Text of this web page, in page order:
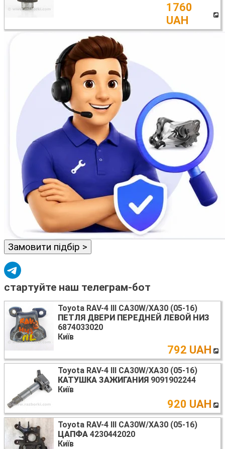
1760
UAH
Замовити підбір >
стартуйте наш телеграм-бот
Toyota RAV-4 III CA30W/XA30 (05-16)
ПЕТЛЯ ДВЕРИ ПЕРЕДНЕЙ ЛЕВОЙ НИЗ
6874033020
Київ
792 UAH
Toyota RAV-4 III CA30W/XA30 (05-16)
КАТУШКА ЗАЖИГАНИЯ 9091902244
Київ
920 UAH
Toyota RAV-4 III CA30W/XA30 (05-16)
ЦАПФА 4230442020
Київ